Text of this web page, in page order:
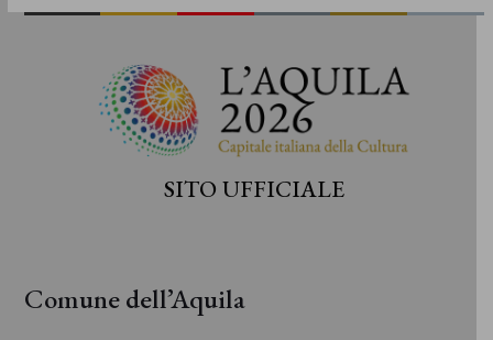
SITO UFFICIALE
Comune dell’Aquila